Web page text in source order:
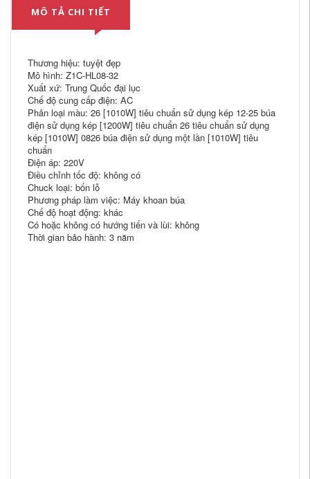
MÔ TẢ CHI TIẾT
Thương hiệu: tuyệt đẹp
Mô hình: Z1C-HL08-32
Xuất xứ: Trung Quốc đại lục
Chế độ cung cấp điện: AC
Phân loại màu: 26 [1010W] tiêu chuẩn sử dụng kép 12-25 búa
điện sử dụng kép [1200W] tiêu chuẩn 26 tiêu chuẩn sử dụng
kép [1010W] 0826 búa điện sử dụng một lần [1010W] tiêu
chuẩn
Điện áp: 220V
Điều chỉnh tốc độ: không có
Chuck loại: bốn lỗ
Phương pháp làm việc: Máy khoan búa
Chế độ hoạt động: khác
Có hoặc không có hướng tiến và lùi: không
Thời gian bảo hành: 3 năm